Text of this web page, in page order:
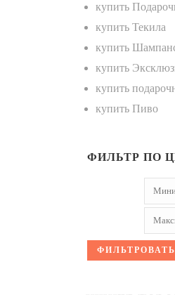
купить
купить Текила
купить
купить
купить
купить Пиво
ФИЛЬТР ПО
ФИЛЬТРОВАТЬ